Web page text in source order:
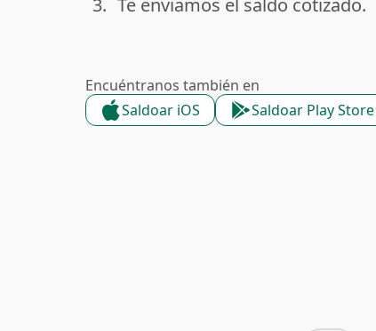
done
3. Te enviamos el saldo cotizado.
Encuéntranos también en
Saldoar iOS
Saldoar Play Store